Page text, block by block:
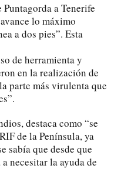
Puntagorda a Tenerife
lo máximo
a dos pies”. Esta
de herramienta y
en la realización de
parte más virulenta que
destaca como “se
de la Península, ya
sabía que desde que
necesitar la ayuda de